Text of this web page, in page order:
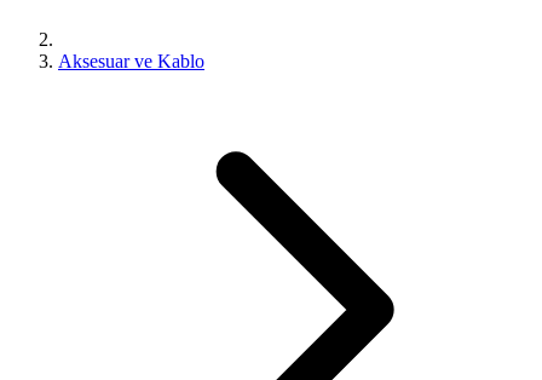
Aksesuar ve Kablo